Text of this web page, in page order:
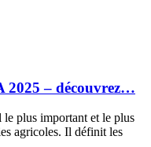
– découvrez…
plus important et le plus
agricoles. Il définit les